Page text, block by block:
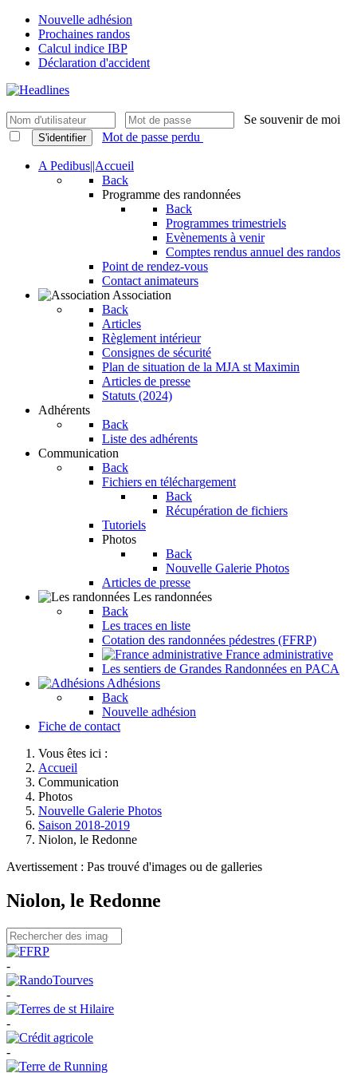
Nouvelle adhésion
Prochaines randos
Calcul indice IBP
Déclaration d'accident
Se souvenir de moi
S'identifier Mot de passe perdu
A Pedibus||Accueil
Back
Programme des randonnées
Back
Programmes trimestriels
Evènements à venir
Comptes rendus annuel des randos
Point de rendez-vous
Contact animateurs
Association
Back
Articles
Règlement intérieur
Consignes de sécurité
Plan de situation de la MJA st Maximin
Articles de presse
Statuts (2024)
Adhérents
Back
Liste des adhérents
Communication
Back
Fichiers en téléchargement
Back
Récupération de fichiers
Tutoriels
Photos
Back
Nouvelle Galerie Photos
Articles de presse
Les randonnées
Back
Les traces en liste
Cotation des randonnées pédestres (FFRP)
France administrative
Les sentiers de Grandes Randonnées en PACA
Adhésions
Back
Nouvelle adhésion
Fiche de contact
Vous êtes ici :
Accueil
Communication
Photos
Nouvelle Galerie Photos
Saison 2018-2019
Niolon, le Redonne
Avertissement : Pas trouvé d'images ou de galleries
Niolon, le Redonne
-
-
-
-